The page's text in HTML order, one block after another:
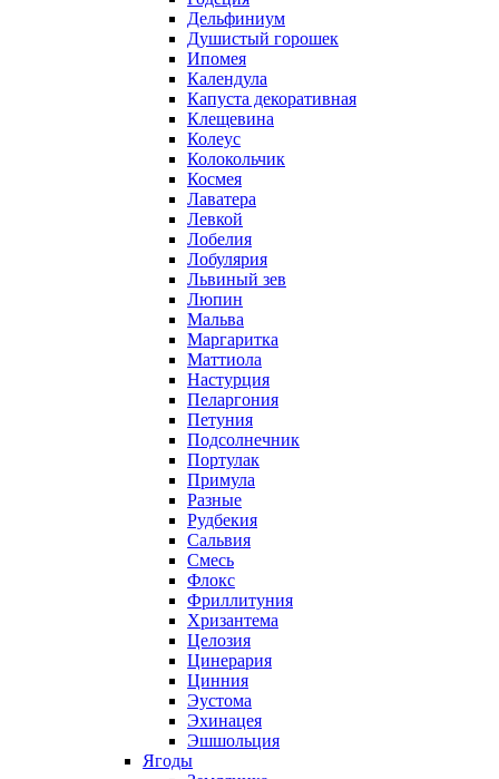
Дельфиниум
Душистый горошек
Ипомея
Календула
Капуста декоративная
Клещевина
Колеус
Колокольчик
Космея
Лаватера
Левкой
Лобелия
Лобулярия
Львиный зев
Люпин
Мальва
Маргаритка
Маттиола
Настурция
Пеларгония
Петуния
Подсолнечник
Портулак
Примула
Разные
Рудбекия
Сальвия
Смесь
Флокс
Фриллитуния
Хризантема
Целозия
Цинерария
Цинния
Эустома
Эхинацея
Эшшольция
Ягоды